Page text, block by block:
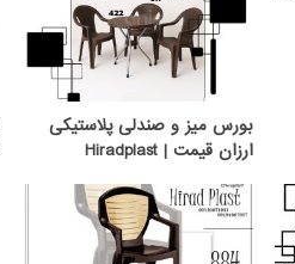
بورس میز و صندلی پلاستیکی
ارزان قیمت | Hiradplast